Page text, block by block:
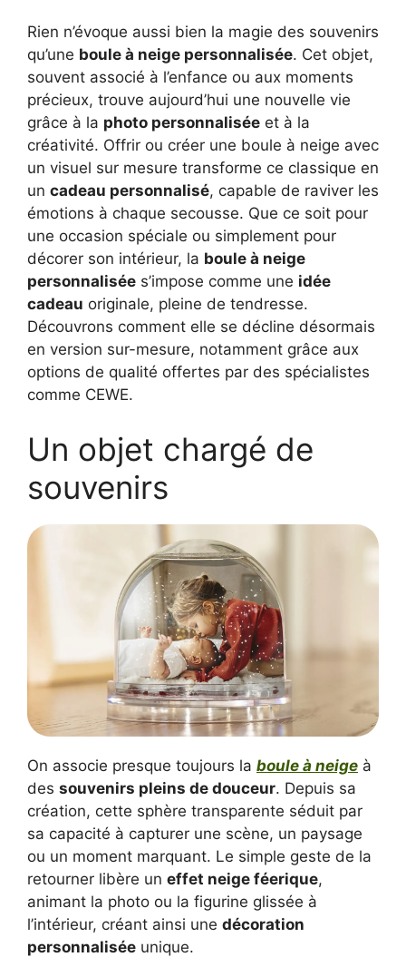
Rien n’évoque aussi bien la magie des souvenirs
qu’une boule à neige personnalisée. Cet objet,
souvent associé à l’enfance ou aux moments
précieux, trouve aujourd’hui une nouvelle vie
grâce à la photo personnalisée et à la
créativité. Offrir ou créer une boule à neige avec
un visuel sur mesure transforme ce classique en
un cadeau personnalisé, capable de raviver les
émotions à chaque secousse. Que ce soit pour
une occasion spéciale ou simplement pour
décorer son intérieur, la boule à neige
personnalisée s’impose comme une idée
cadeau originale, pleine de tendresse.
Découvrons comment elle se décline désormais
en version sur-mesure, notamment grâce aux
options de qualité offertes par des spécialistes
comme CEWE.
Un objet chargé de
souvenirs
On associe presque toujours la boule à neige à
des souvenirs pleins de douceur. Depuis sa
création, cette sphère transparente séduit par
sa capacité à capturer une scène, un paysage
ou un moment marquant. Le simple geste de la
retourner libère un effet neige féerique,
animant la photo ou la figurine glissée à
l’intérieur, créant ainsi une décoration
personnalisée unique.